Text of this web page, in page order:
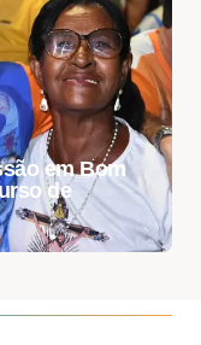
em Bom
de